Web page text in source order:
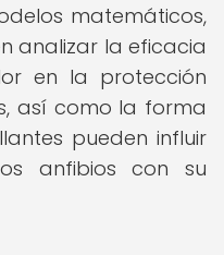
matemáticos,
analizar la eficacia
en la protección
así como la forma
pueden influir
anfibios con su